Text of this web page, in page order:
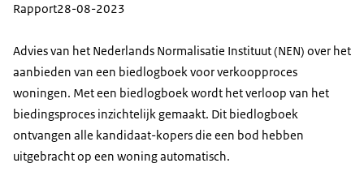
Rapport28-08-2023
Advies van het Nederlands Normalisatie Instituut (NEN) over het
aanbieden van een biedlogboek voor verkoopproces
woningen. Met een biedlogboek wordt het verloop van het
biedingsproces inzichtelijk gemaakt. Dit biedlogboek
ontvangen alle kandidaat-kopers die een bod hebben
uitgebracht op een woning automatisch.